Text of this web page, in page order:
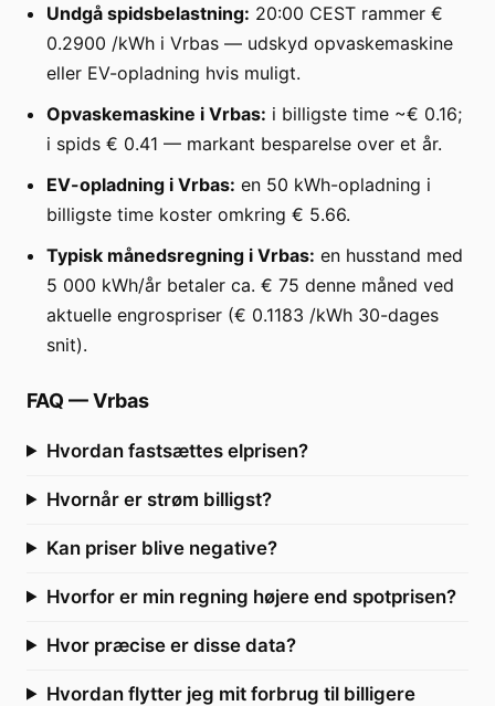
Undgå spidsbelastning: 20:00 CEST rammer €
0.2900 /kWh i Vrbas — udskyd opvaskemaskine
eller EV-opladning hvis muligt.
Opvaskemaskine i Vrbas: i billigste time ~€ 0.16;
i spids € 0.41 — markant besparelse over et år.
EV-opladning i Vrbas: en 50 kWh-opladning i
billigste time koster omkring € 5.66.
Typisk månedsregning i Vrbas: en husstand med
5 000 kWh/år betaler ca. € 75 denne måned ved
aktuelle engrospriser (€ 0.1183 /kWh 30-dages
snit).
FAQ —Vrbas
Hvordan fastsættes elprisen?
Hvornår er strøm billigst?
Kan priser blive negative?
Hvorfor er min regning højere end spotprisen?
Hvor præcise er disse data?
Hvordan flytter jeg mit forbrug til billigere